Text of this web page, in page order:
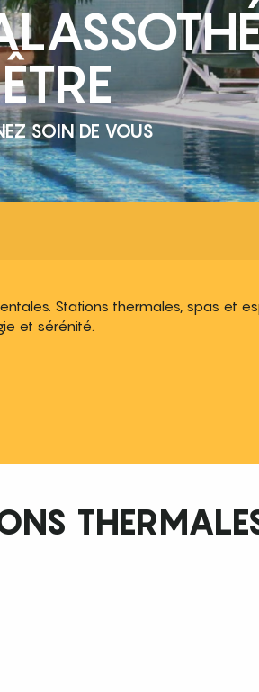
ÊTRE
SOIN DE VOUS
Stations thermales, spas et
et sérénité.